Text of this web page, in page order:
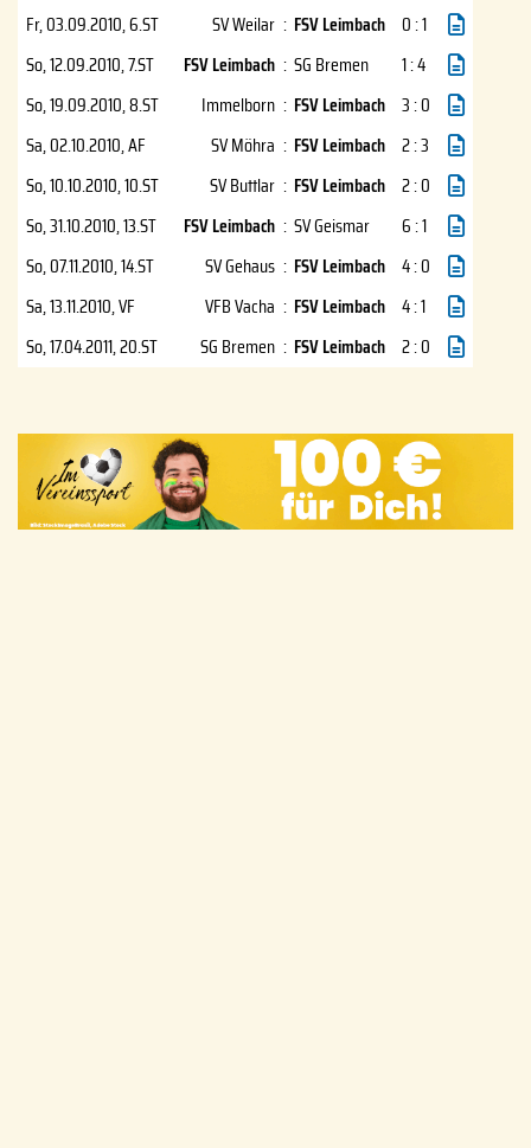
Fr, 03.09.2010, 6.ST SV Weilar : FSV Leimbach 0 : 1
So, 12.09.2010, 7.ST FSV Leimbach : SG Bremen
1 : 4
So, 19.09.2010, 8.ST Immelborn : FSV Leimbach 3 : 0
Sa, 02.10.2010, AF SV Möhra : FSV Leimbach 2 : 3
So, 10.10.2010, 10.ST SV Buttlar : FSV Leimbach 2 : 0
So, 31.10.2010, 13.ST FSV Leimbach : SV Geismar
6 : 1
So, 07.11.2010, 14.ST SV Gehaus : FSV Leimbach 4 : 0
Sa, 13.11.2010, VF VFB Vacha : FSV Leimbach 4 : 1
So, 17.04.2011, 20.ST SG Bremen : FSV Leimbach 2 : 0